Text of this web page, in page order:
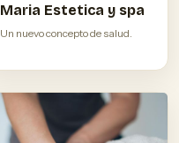
Maria Estetica y spa
Un nuevo concepto de salud.